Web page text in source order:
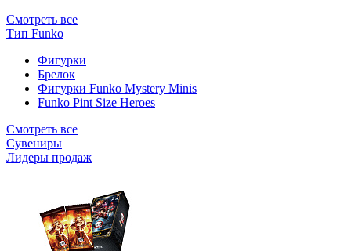
Смотреть все
Тип Funko
Фигурки
Брелок
Фигурки Funko Mystery Minis
Funko Pint Size Heroes
Смотреть все
Сувениры
Лидеры продаж